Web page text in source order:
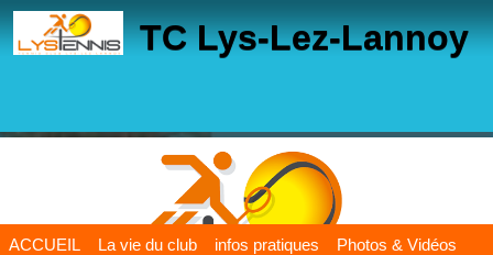
TC Lys-Lez-Lannoy
ACCUEIL La vie du club infos pratiques Photos & Vidéos
Panneau de gestion des cookies